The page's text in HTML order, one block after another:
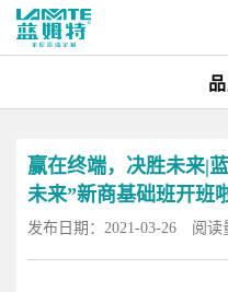
赢在终端，决胜未来|
未来”新商基础班开班
发布日期：2021-03-26 阅读